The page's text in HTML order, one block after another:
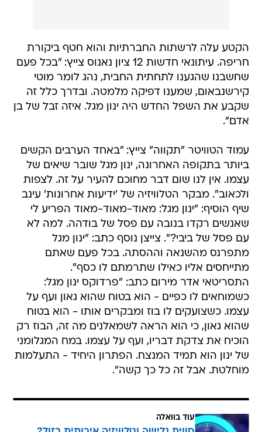
הקטע עלה לרשתות החברתיות והוא חטף ביקורת
חריפה. עיתונאי חדשות 12 ציון נאנוס צייץ: "בכל פעם
שחשבנו שהגענו לתחתית החבית, נהג לומר מוטי
קירשנבאום, שמענו דפיקה מלמטה. ובדרך כלל זה
שקבע את השפל החדש היה ינון מגל. איזה זבל של בן
אדם".
עמוד הטוויטר "תקווה" צייץ: "באחד הערבים הקשים
ביותר בתקופה האחרונה, ינון מגל שובר שיאים של
עצמו. אין לנו שום דבר מחוכם להעיר על זה. לצפות
ולכאוב". מבקר הטלוויזיה של 'ידיעות אחרונות' עינב
שיף הוסיף: "ינון מגל: מאוד-מאוד-מאוד הפריע לי
שאנשים רקדו בנובה עם פסל של בודהה. למה לא
עם פסל של ביבי?". צייצן נוסף כתב: "ינון מגל
מתפרנס מהשנאה וההסתה. בכל פעם שאתם
מתייחסים אליו כאילו שתרמתם לו כסף".
התסריטאי אדר מירום כתב: "פרדוקס ינון מגל:
כשמוחאים לו כפיים - הוא בטוח שהוא גאון ועף על
עצמו. כשצועקים לו בוז ומבקרים אותו - הוא בטוח
שהוא גאון, כי הוא הראה לשמאלנים מה זה, הבוז רק
הוכיח את צדקת דבריו, ועף על עצמו. במח המגלומני
של ינון הוא תמיד המנצח. הפתרון היחיד - התעלמות
מוחלטת. אבל זה כל כך קשה".
עוד בוואלה